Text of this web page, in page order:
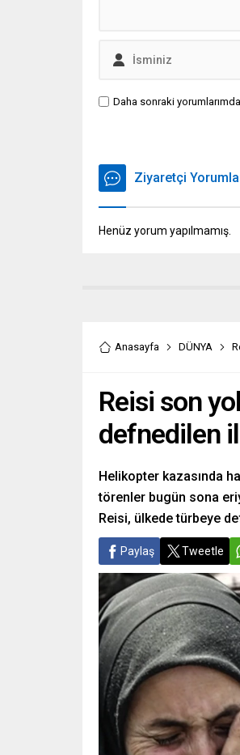
Daha sonraki
Ziyaretçi
Henüz yorum yapılmamış.
Anasayfa DÜNYA
Reisi son
defnedilen
Helikopter kazasında
törenler bugün sona
Reisi, ülkede türbeye
Paylaş Tweetle